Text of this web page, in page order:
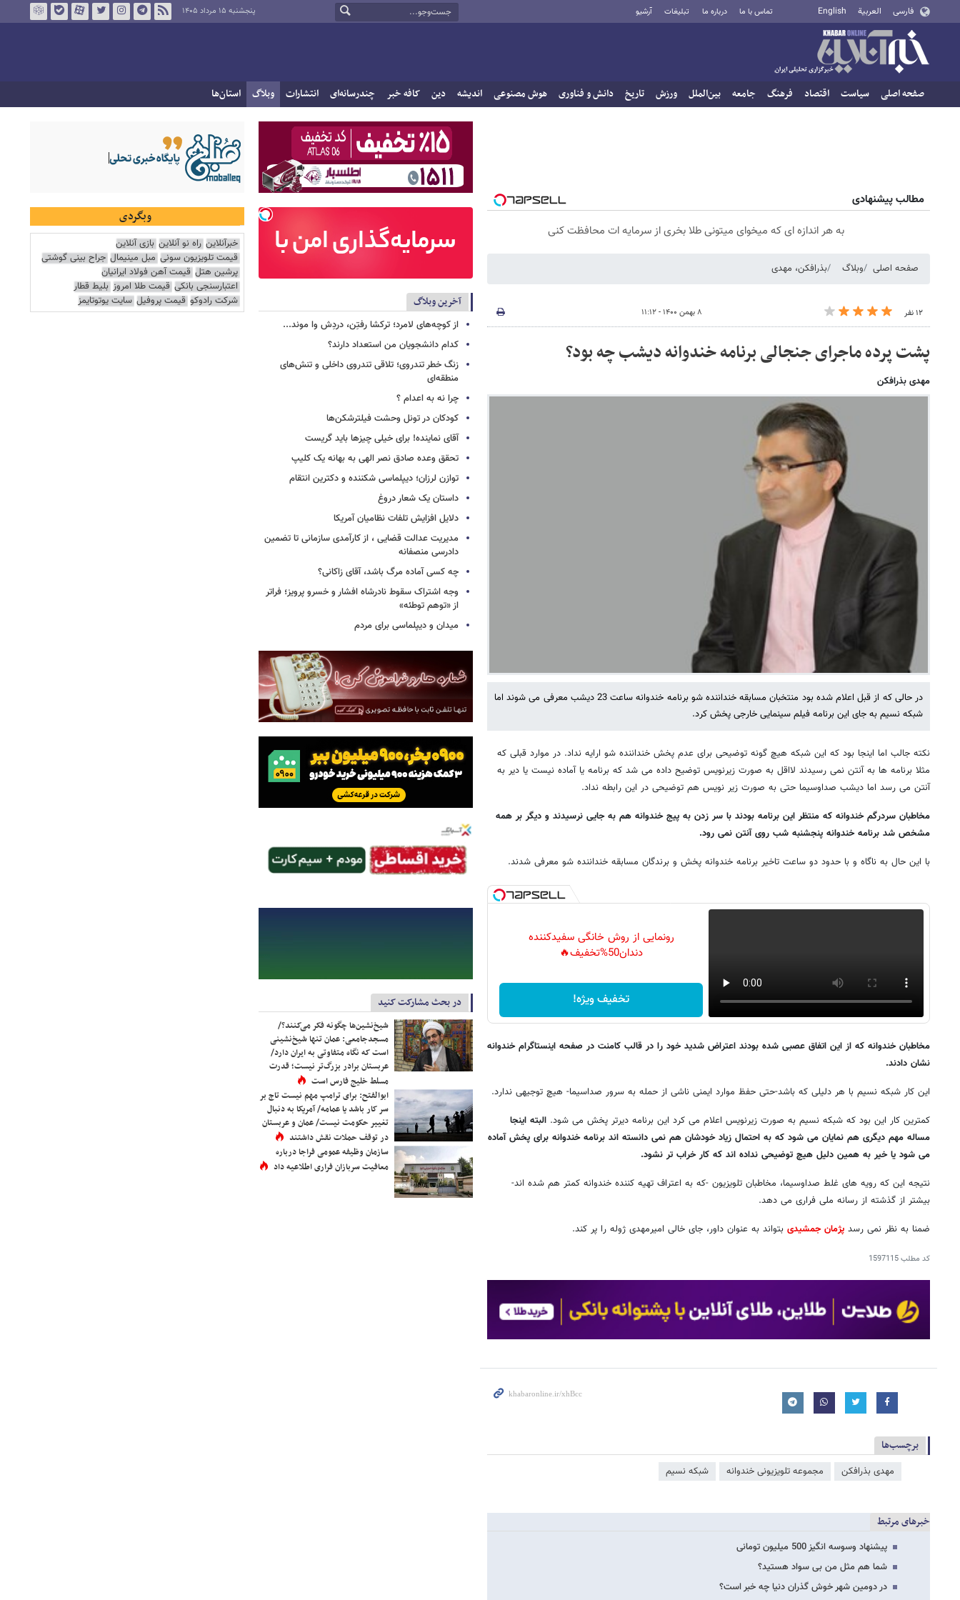
فارسی العربية English تماس با ما درباره ما تبلیغات آرشیو پنجشنبه ۱۵ مرداد ۱۴۰۵
صفحه اصلی سیاست اقتصاد فرهنگ جامعه بین‌الملل ورزش تاریخ دانش و فناوری هوش مصنوعی اندیشه دین کافه خبر چندرسانه‌ای انتشارات وبلاگ استان‌ها
مطالب پیشنهادی
به هر اندازه ای که میخوای میتونی طلا بخری از سرمایه ات محافظت کنی
صفحه اصلی وبلاگ بذرافکن، مهدی
۱۲ نفر ۸ بهمن ۱۴۰۰ - ۱۱:۱۲
پشت پرده ماجرای جنجالی برنامه خندوانه دیشب چه بود؟
مهدی بذرافکن
در حالی که از قبل اعلام شده بود منتخبان مسابقه خنداننده شو برنامه خندوانه ساعت 23 دیشب معرفی می شوند اما
شبکه نسیم به جای این برنامه فیلم سینمایی خارجی پخش کرد.
نکته جالب اما اینجا بود که این شبکه هیچ گونه توضیحی برای عدم پخش خنداننده شو ارایه نداد. در موارد قبلی که
مثلا برنامه ها به آنتن نمی رسیدند لااقل به صورت زیرنویس توضیح داده می شد که برنامه یا آماده نیست یا دیر به
آنتن می رسد اما دیشب صداوسیما حتی به صورت زیر نویس هم توضیحی در این رابطه نداد.
مخاطبان سردرگم خندوانه که منتظر این برنامه بودند با سر زدن به پیج خندوانه هم به جایی نرسیدند و دیگر بر همه
مشخص شد برنامه خندوانه پنجشنبه شب روی آنتن نمی رود.
با این حال به ناگاه و با حدود دو ساعت تاخیر برنامه خندوانه پخش و برندگان مسابقه خنداننده شو معرفی شدند.
رونمایی از روش خانگی سفیدکننده
دندان50%تخفیف🔥
تخفیف ویژه!
مخاطبان خندوانه که از این اتفاق عصبی شده بودند اعتراض شدید خود را در قالب کامنت در صفحه اینستاگرام خندوانه
نشان دادند.
این کار شبکه نسیم با هر دلیلی که باشد-حتی حفظ موارد ایمنی ناشی از حمله به سرور صداسیما- هیچ توجیهی ندارد.
کمترین کار این بود که شبکه نسیم به صورت زیرنویس اعلام می کرد این برنامه دیرتر پخش می شود. البته اینجا
مساله مهم دیگری هم نمایان می شود که به احتمال زیاد خودشان هم نمی دانسته اند برنامه خندوانه برای پخش آماده
می شود یا خیر به همین دلیل هیچ توضیحی نداده اند که کار خراب تر نشود.
نتیجه این که رویه های غلط صداوسیما، مخاطبان تلویزیون -که به اعتراف تهیه کننده خندوانه کمتر هم شده اند-
بیشتر از گذشته از رسانه ملی فراری می دهد.
ضمنا به نظر نمی رسد پژمان جمشیدی بتواند به عنوان داور، جای خالی امیرمهدی ژوله را پر کند.
کد مطلب1597115
برچسب‌ها
مهدی بذرافکن مجموعه تلویزیونی خندوانه شبکه نسیم
خبرهای مرتبط
پیشنهاد وسوسه انگیز 500 میلیون تومانی
شما هم مثل من بی سواد هستید؟
در دومین شهر خوش گذران دنیا چه خبر است؟
آخرین وبلاگ
از کوچه‌های لامرد؛ ترکشا رفتِن، دردِش وا موند...
کدام دانشجویان من استعداد دارند؟
زنگ خطر تندروی؛ تلاقی تندروی داخلی و تنش‌های
منطقه‌ای
چرا نه به اعدام ؟
کودکان در تونل وحشت فیلترشکن‌ها
آقای نماینده! برای خیلی چیزها باید گریست
تحقق وعده صادق نصر الهی به بهانه یک کلیپ
توازن لرزان؛ دیپلماسی شکننده و دکترین انتقام
داستان یک شعار دروغ
دلایل افزایش تلفات نظامیان آمریکا
مدیریت عدالت قضایی ، از کارآمدی سازمانی تا تضمین
دادرسی منصفانه
چه کسی آماده مرگ باشد، آقای زاکانی؟
وجه اشتراک سقوط نادرشاه افشار و خسرو پرویز؛ فراتر
از «توهم توطئه»
میدان و دیپلماسی برای مردم
در بحث مشارکت کنید
شیخ‌نشین‌ها چگونه فکر می‌کنند؟/
مسجدجامعی: عمان تنها شیخ‌نشینی
است که نگاه متفاوتی به ایران دارد/
عربستان برادر بزرگ‌تر نیست؛ قدرت
مسلط خلیج فارس است
ابوالفتح: برای ترامپ مهم نیست تاج بر
سر کار باشد یا عمامه/ آمریکا به دنبال
تغییر حکومت نیست/ عمان و عربستان
در توقف حملات نقش داشتند
سازمان وظیفه عمومی فراجا درباره
معافیت سربازان فراری اطلاعیه داد
وبگردی
خبرآنلاین راه نو آنلاین بازی آنلاین
قیمت تلویزیون سونی مبل مینیمال جراح بینی گوشتی
پرشین هتل قیمت آهن فولاد ایرانیان
اعتبارسنجی بانکی قیمت طلا امروز بلیط قطار
شرکت رادوکو قیمت پروفیل سایت یوتوتایمز